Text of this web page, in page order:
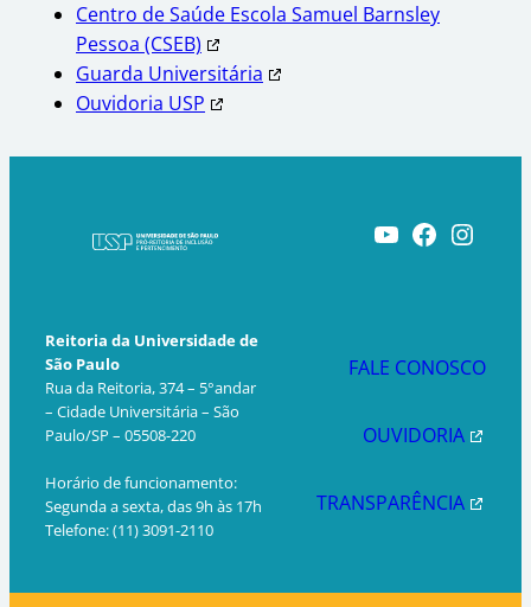
Centro de Saúde Escola Samuel Barnsley
Pessoa (CSEB)
Guarda Universitária
Ouvidoria USP
Youtube Facebook Instagram
Reitoria da Universidade de
São Paulo
Rua da Reitoria, 374 – 5°andar
– Cidade Universitária – São
Paulo/SP – 05508-220
Horário de funcionamento:
Segunda a sexta, das 9h às 17h
Telefone: (11) 3091-2110
FALE CONOSCO
OUVIDORIA
TRANSPARÊNCIA